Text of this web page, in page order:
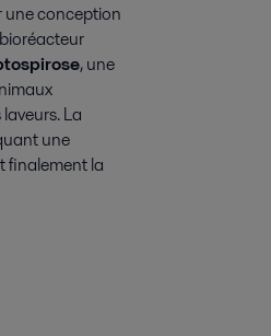
une conception
, une
La
une
finalement la